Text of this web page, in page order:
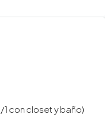
con closet y baño)